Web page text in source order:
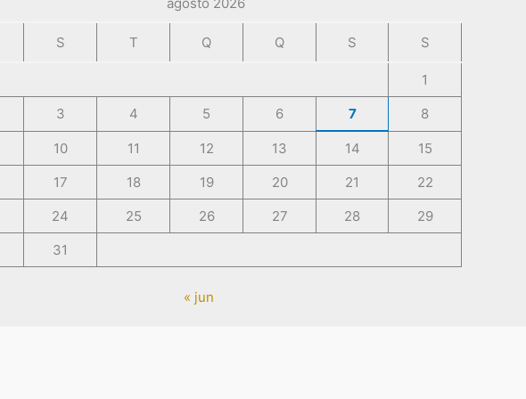
S T Q Q S S
1
3 4 5 6 7 8
10 11 12 13 14
15
17 18 19 20 21
22
24 25 26 27 28
29
31
« jun